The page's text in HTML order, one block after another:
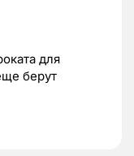
для
берут